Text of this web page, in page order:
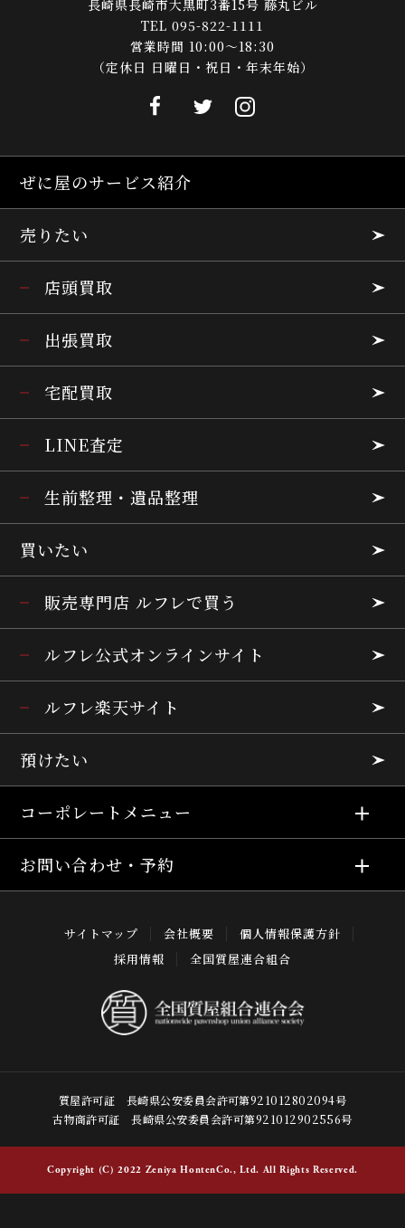
長崎県長崎市大黒町3番15号 藤丸ビル
TEL 095-822-1111
営業時間 10:00～18:30
（定休日 日曜日・祝日・年末年始）
ぜに屋のサービス紹介
売りたい
店頭買取
出張買取
宅配買取
LINE査定
生前整理・遺品整理
買いたい
販売専門店 ルフレで買う
ルフレ公式オンラインサイト
ルフレ楽天サイト
預けたい
コーポレートメニュー
お問い合わせ・予約
サイトマップ 会社概要
個人情報保護方針
採用情報
全国質屋連合組合
質屋許可証 長崎県公安委員会許可第921012802094号
古物商許可証 長崎県公安委員会許可第921012902556号
Copyright (C) 2022 Zeniya HontenCo., Ltd. All Rights Reserved.